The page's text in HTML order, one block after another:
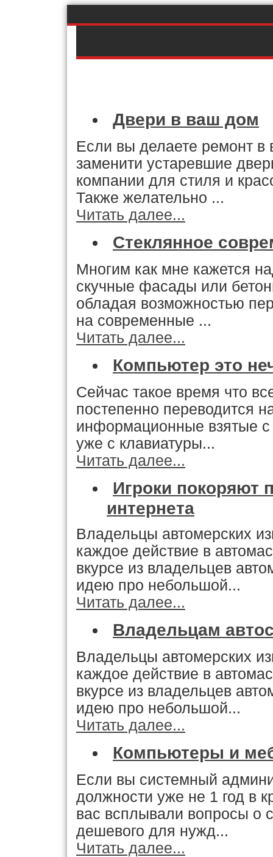
Двери в ваш дом
Если вы делаете ремонт в
заменити устаревшие
компании для стиля и
Также желательно ...
Читать далее...
Стеклянное
Многим как мне кажется
скучные фасады или
обладая возможностью
на современные ...
Читать далее...
Компьютер это
Сейчас такое время что
постепенно переводится
информационные взятые с
уже с клавиатуры...
Читать далее...
Игроки покоряют
интернета
Владельцы автомерских
каждое действие в
вкурсе из владельцев
идею про небольшой...
Читать далее...
Владельцам
Владельцы автомерских
каждое действие в
вкурсе из владельцев
идею про небольшой...
Читать далее...
Компьютеры и
Если вы системный
должности уже не 1 год в
вас всплывали вопросы о
дешевого для нужд...
Читать далее...